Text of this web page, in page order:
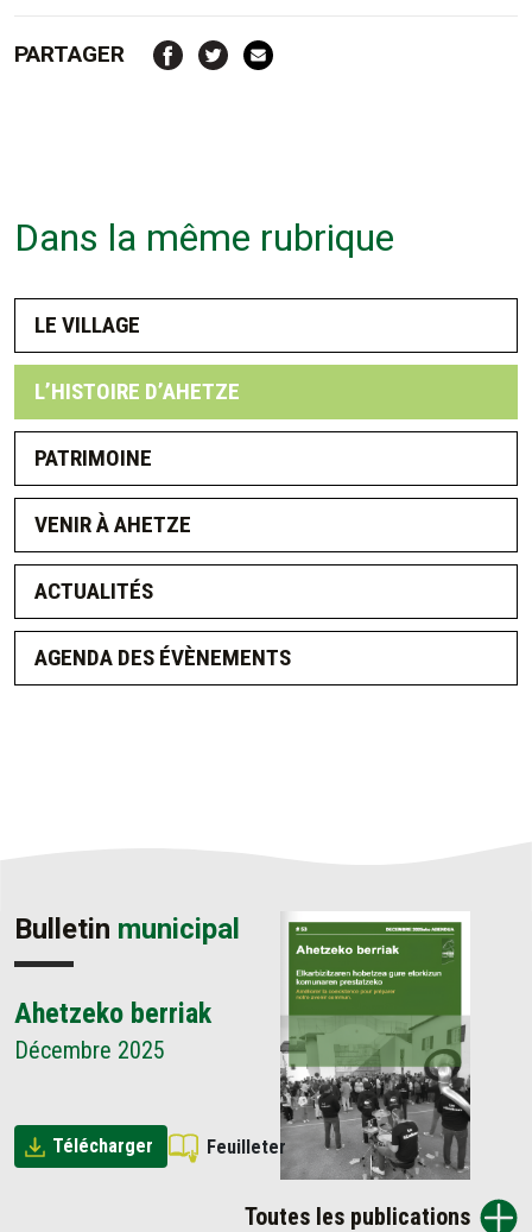
PARTAGER
Dans la même rubrique
LE VILLAGE
L’HISTOIRE D’AHETZE
PATRIMOINE
VENIR À AHETZE
ACTUALITÉS
AGENDA DES ÉVÈNEMENTS
Bulletin municipal
Ahetzeko berriak
Décembre 2025
Télécharger Feuilleter
Toutes les publications